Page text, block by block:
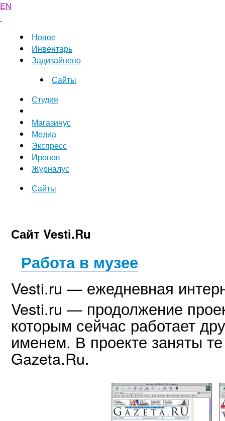
EN
Новое
Инвентарь
Задизайнено
Сайты
Студия
Магазинус
Медиа
Экспресс
Иронов
Журналус
Сайты
Сайт Vesti.Ru
Работа в музее
Vesti.ru — ежедневная
Vesti.ru — продолжение
которым сейчас работает
именем. В проекте заняты
Gazeta.Ru.